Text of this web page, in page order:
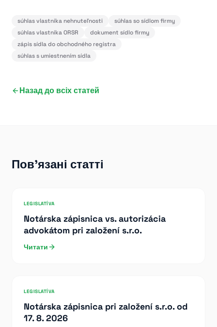
súhlas vlastníka nehnuteľnosti
súhlas so sídlom firmy
súhlas vlastníka ORSR
dokument sídlo firmy
zápis sídla do obchodného registra
súhlas s umiestnením sídla
Назад до всіх статей
Пов'язані статті
LEGISLATÍVA
Notárska zápisnica vs. autorizácia
advokátom pri založení s.r.o.
Читати
LEGISLATÍVA
Notárska zápisnica pri založení s.r.o. od
17. 8. 2026